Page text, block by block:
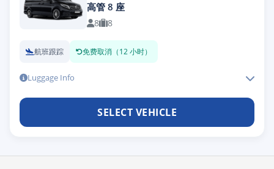
高管 8 座
8 8
航班跟踪 免费取消（12 小时）
Luggage Info
SELECT VEHICLE